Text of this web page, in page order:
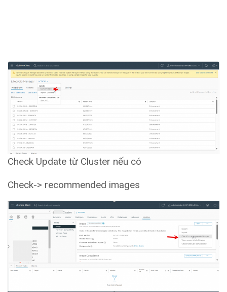
Check Update từ Cluster nếu có
Check-> recommended images